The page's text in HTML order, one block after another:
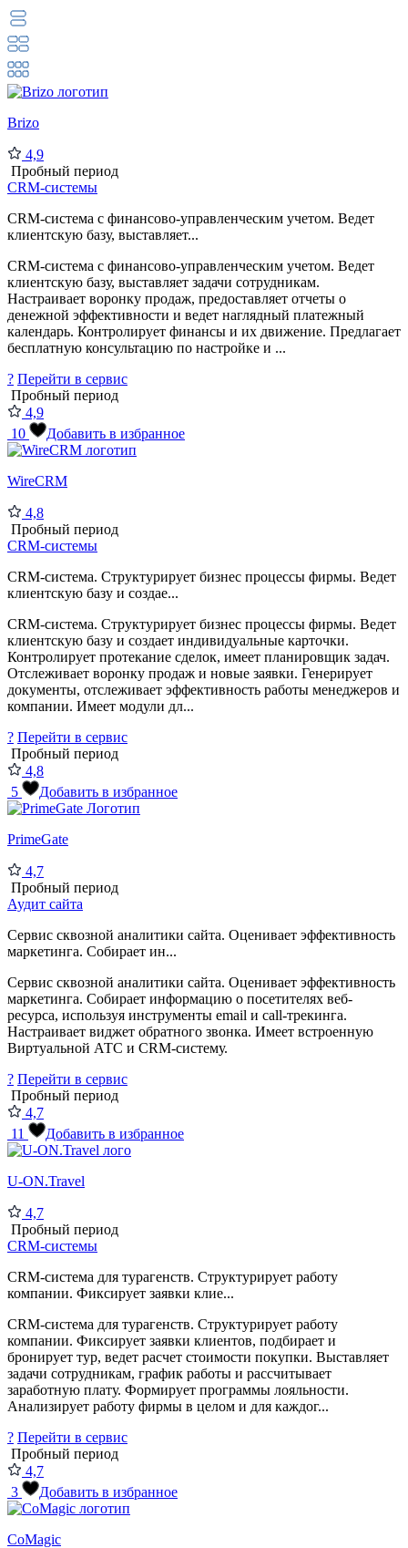
Brizo
4,9
Пробный период
CRM-системы
CRM-система с финансово-управленческим учетом. Ведет
клиентскую базу, выставляет...
CRM-система с финансово-управленческим учетом. Ведет
клиентскую базу, выставляет задачи сотрудникам.
Настраивает воронку продаж, предоставляет отчеты о
денежной эффективности и ведет наглядный платежный
календарь. Контролирует финансы и их движение. Предлагает
бесплатную консультацию по настройке и ...
? Перейти в сервис
Пробный период
4,9
10
Добавить в избранное
WireCRM
4,8
Пробный период
CRM-системы
CRM-система. Структурирует бизнес процессы фирмы. Ведет
клиентскую базу и создае...
CRM-система. Структурирует бизнес процессы фирмы. Ведет
клиентскую базу и создает индивидуальные карточки.
Контролирует протекание сделок, имеет планировщик задач.
Отслеживает воронку продаж и новые заявки. Генерирует
документы, отслеживает эффективность работы менеджеров и
компании. Имеет модули дл...
? Перейти в сервис
Пробный период
4,8
5
Добавить в избранное
PrimeGate
4,7
Пробный период
Аудит сайта
Сервис сквозной аналитики сайта. Оценивает эффективность
маркетинга. Собирает ин...
Сервис сквозной аналитики сайта. Оценивает эффективность
маркетинга. Собирает информацию о посетителях веб-
ресурса, используя инструменты email и call-трекинга.
Настраивает виджет обратного звонка. Имеет встроенную
Виртуальной АТС и CRM-систему.
? Перейти в сервис
Пробный период
4,7
11
Добавить в избранное
U-ON.Travel
4,7
Пробный период
CRM-системы
CRM-система для турагенств. Структурирует работу
компании. Фиксирует заявки клие...
CRM-система для турагенств. Структурирует работу
компании. Фиксирует заявки клиентов, подбирает и
бронирует тур, ведет расчет стоимости покупки. Выставляет
задачи сотрудникам, график работы и рассчитывает
заработную плату. Формирует программы лояльности.
Анализирует работу фирмы в целом и для каждог...
? Перейти в сервис
Пробный период
4,7
3
Добавить в избранное
CoMagic